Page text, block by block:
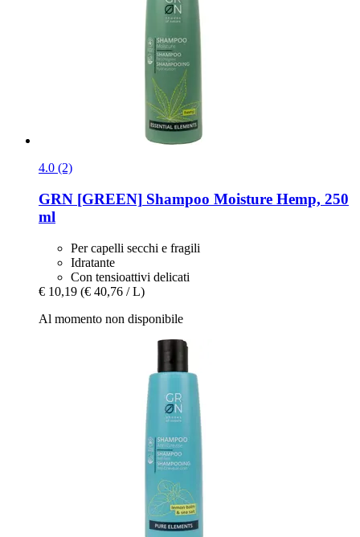
4.0 (2)
GRN [GREEN] Shampoo Moisture Hemp, 250
ml
Per capelli secchi e fragili
Idratante
Con tensioattivi delicati
€ 10,19 (€ 40,76 / L)
Al momento non disponibile